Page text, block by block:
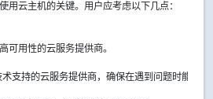
用云主机的关键。用户应考虑以下几点：
可用性的云服务提供商。
支持的云服务提供商，确保在遇到问题时能够及